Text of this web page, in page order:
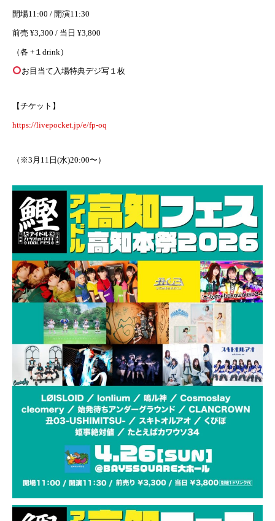
開場11:00 / 開演11:30
前売 ¥3,300 / 当日 ¥3,800
（各 +１drink）
お目当て入場特典デジ写１枚
【チケット】
https://livepocket.jp/e/fp-oq
（※3月11日(水)20:00〜）